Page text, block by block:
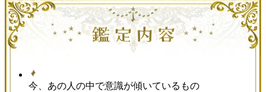
今、あの人の中で意識が傾いているもの